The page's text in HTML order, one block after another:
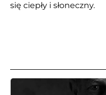
się ciepły i słoneczny.